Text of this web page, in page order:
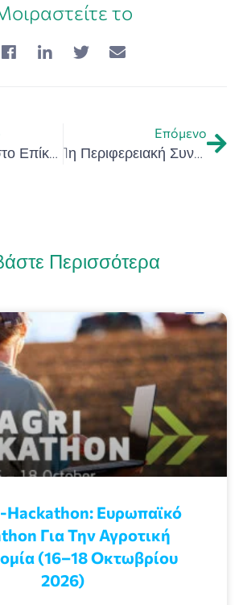
το
Πολιτισμός στο Επίκεντρο: Διαδραστικό Σεμινάριο στο 13ο Φεστιβάλ Κινηματογράφου Χανίων (17 Οκτωβρίου 2025, Χανιά)
Επόμενο
1η Περιφερειακή Συνάντηση του ευρωπαϊκού έργου Lead EXPORT
Περισσότερα
Hackathon: Eυρωπαϊκό
Για Την Αγροτική
(16–18 Οκτωβρίου
2026)